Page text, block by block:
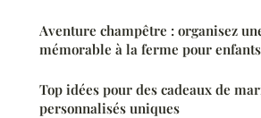
Aventure champêtre : organisez
mémorable à la ferme pour
Top idées pour des cadeaux de
personnalisés uniques